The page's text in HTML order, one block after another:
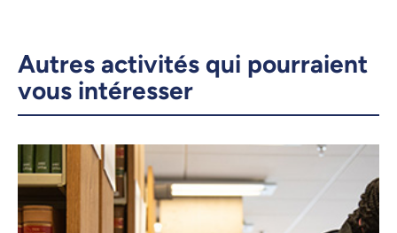
Autres activités qui pourraient
vous intéresser